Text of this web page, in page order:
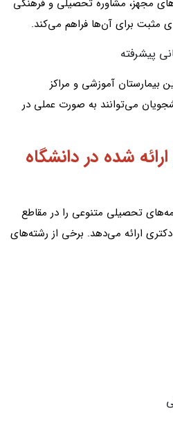
مثبت برای آن‌ها فراهم می‌کند.
پیشرفته
بیمارستان آموزشی و مراکز
می‌توانند به‌ صورت عملی در
شده در دانشگاه
تحصیلی متنوعی را در مقاطع
ارائه می‌دهد. برخی از رشته‌های